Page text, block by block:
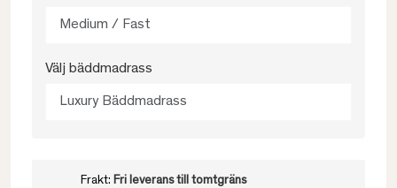
Medium / Fast
Välj bäddmadrass
Luxury Bäddmadrass
Frakt: Fri leverans till tomtgräns